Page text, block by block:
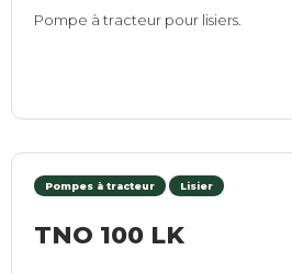
Pompe à tracteur pour lisiers.
Pompes à tracteur Lisier
TNO 100 LK